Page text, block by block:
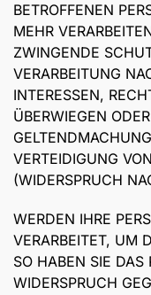
BETROFFENEN
MEHR
ZWINGENDE
VERARBEITUNG
INTERESSEN,
ÜBERWIEGEN
VERTEIDIGUNG
(WIDERSPRUCH
WERDEN IHRE
VERARBEITET, UM
SO HABEN SIE DAS
WIDERSPRUCH